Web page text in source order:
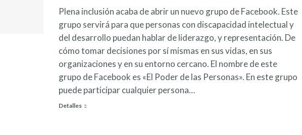
Plena inclusión acaba de abrir un nuevo grupo de Facebook. Este
grupo servirá para que personas con discapacidad intelectual y
del desarrollo puedan hablar de liderazgo, y representación. De
cómo tomar decisiones por sí mismas en sus vidas, en sus
organizaciones y en su entorno cercano. El nombre de este
grupo de Facebook es «El Poder de las Personas». En este grupo
puede participar cualquier persona…
Detalles